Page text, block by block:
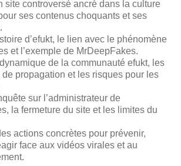
site controversé ancré dans la culture
ses contenus choquants et ses
d’efukt, le lien avec le phénomène
et l’exemple de MrDeepFakes.
de la communauté efukt, les
propagation et les risques pour les
sur l’administrateur de
la fermeture du site et les limites du
actions concrètes pour prévenir,
face aux vidéos virales et au